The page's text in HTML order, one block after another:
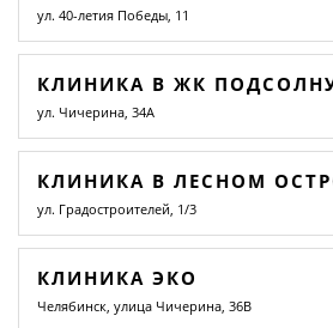
ул. 40-летия Победы, 11
КЛИНИКА В ЖК
ул. Чичерина, 34А
КЛИНИКА В ЛЕСНОМ
ул. Градостроителей, 1/3
КЛИНИКА ЭКО
Челябинск, улица Чичерина, 36В